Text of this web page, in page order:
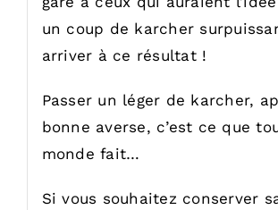
un coup de karcher
arriver à ce résultat !
Passer un léger de karcher,
bonne averse, c’est ce que
monde fait…
Si vous souhaitez conserver